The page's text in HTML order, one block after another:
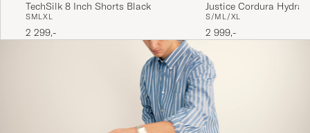
TechSilk 8 Inch Shorts Black
SMLXL
2 299,-
Justice Cordura
Black
S/M L/XL
2 999,-